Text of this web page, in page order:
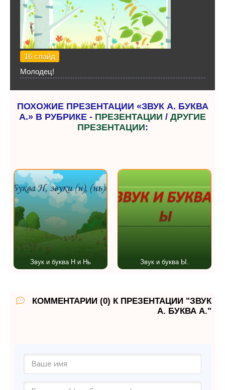
16 слайд
Молодец!
ПОХОЖИЕ ПРЕЗЕНТАЦИИ «ЗВУК А. БУКВА
А.» В РУБРИКЕ - ПРЕЗЕНТАЦИИ / ДРУГИЕ
ПРЕЗЕНТАЦИИ:
Звук и буква Н и Нь Звук и буква Ы.
КОММЕНТАРИИ (0) К ПРЕЗЕНТАЦИИ "ЗВУК
А. БУКВА А."